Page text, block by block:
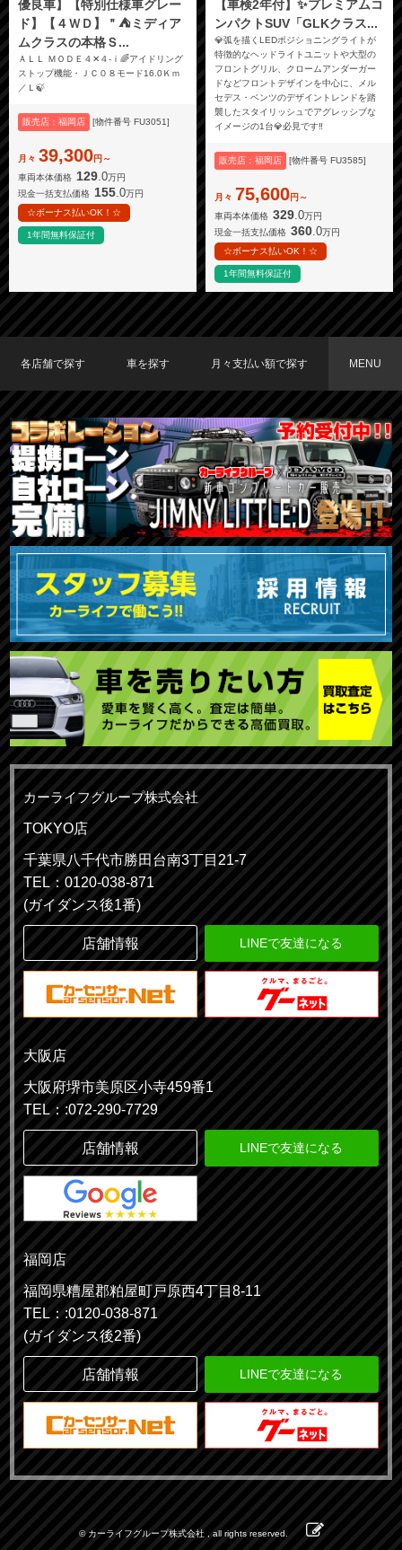
優良車】【特別仕様車グレー
ド】【４ＷＤ】＂⛺ミディア
ムクラスの本格Ｓ...
ＡＬＬ ＭＯＤＥ４✕４-ｉ🌈アイドリング
ストップ機能・ＪＣ０８モード16.0Ｋｍ
／Ｌ🍃
販売店：福岡店 [物件番号 FU3051]
月々 39,300円～
車両本体価格 129 .0万円
現金一括支払価格 155.0万円
☆ボーナス払いOK！☆
1年間無料保証付
【車検2年付】✨プレミアムコ
ンパクトSUV「GLKクラス...
💎弧を描くLEDポジショニングライトが
特徴的なヘッドライトユニットや大型の
フロントグリル、クロームアンダーガー
ドなどフロントデザインを中心に、メル
セデス・ベンツのデザイントレンドを踏
襲したスタイリッシュでアグレッシブな
イメージの1台💎必見です‼️
販売店：福岡店 [物件番号 FU3585]
月々 75,600円～
車両本体価格 329 .0万円
現金一括支払価格 360.0万円
☆ボーナス払いOK！☆
1年間無料保証付
各店舗で探す
TOKYO店在庫車両
大阪店在庫車両
福岡店在庫車両
車を探す
車種で探す
メーカーで探す
月々支払い額で探す
〜19,999円
20,000円〜29,999円
30,000円〜39,999円
40,000円〜49,999円
50,000円〜
MENU
カーライフグループ株式会社
TOKYO店
千葉県八千代市勝田台南3丁目21-7
TEL：0120-038-871
(ガイダンス後1番)
店舗情報 LINEで友達になる
大阪店
大阪府堺市美原区小寺459番1
TEL：:072-290-7729
店舗情報 LINEで友達になる
福岡店
福岡県糟屋郡粕屋町戸原西4丁目8-11
TEL：:0120-038-871
(ガイダンス後2番)
店舗情報 LINEで友達になる
© カーライフグループ株式会社 , all rights reserved.